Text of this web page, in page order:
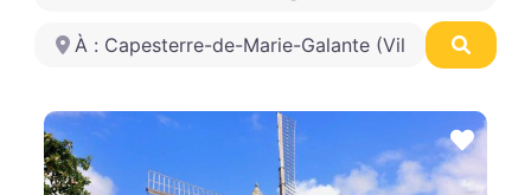
Sélectionnez votre ville